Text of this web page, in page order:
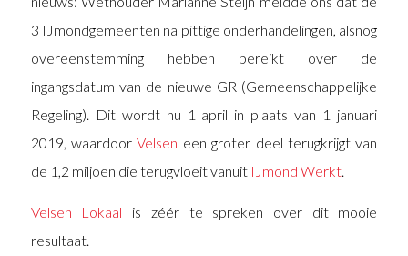
3 IJmondgemeenten na pittige onderhandelingen, alsnog
overeenstemming hebben bereikt over de
ingangsdatum van de nieuwe GR (Gemeenschappelijke
Regeling). Dit wordt nu 1 april in plaats van 1 januari
2019, waardoorVelsen een groter deel terugkrijgt van
de 1,2 miljoen die terugvloeit vanuit IJmond Werkt.
Velsen Lokaal
is zéér te spreken over dit mooie
resultaat.